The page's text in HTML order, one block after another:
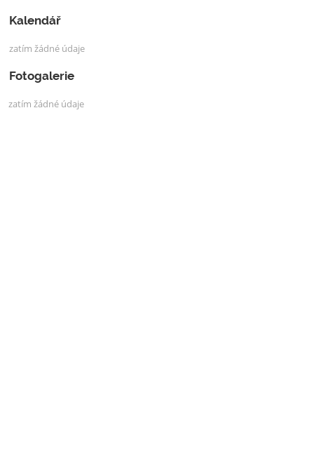
Kalendář
zatím žádné údaje
Fotogalerie
zatím žádné údaje